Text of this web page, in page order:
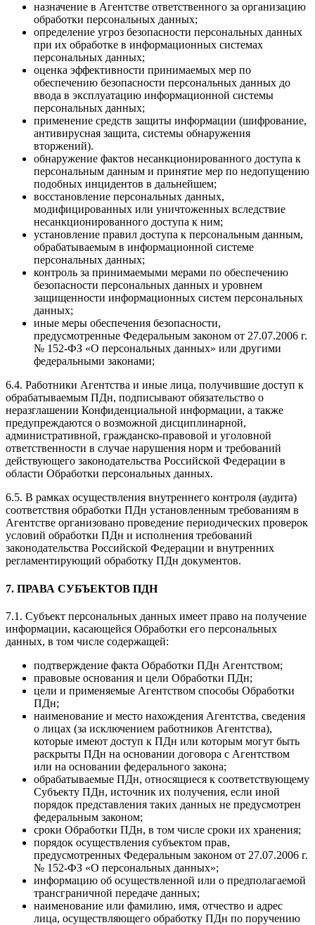
назначение в Агентстве ответственного за организацию
обработки персональных данных;
определение угроз безопасности персональных данных
при их обработке в информационных системах
персональных данных;
оценка эффективности принимаемых мер по
обеспечению безопасности персональных данных до
ввода в эксплуатацию информационной системы
персональных данных;
применение средств защиты информации (шифрование,
антивирусная защита, системы обнаружения
вторжений).
обнаружение фактов несанкционированного доступа к
персональным данным и принятие мер по недопущению
подобных инцидентов в дальнейшем;
восстановление персональных данных,
модифицированных или уничтоженных вследствие
несанкционированного доступа к ним;
установление правил доступа к персональным данным,
обрабатываемым в информационной системе
персональных данных;
контроль за принимаемыми мерами по обеспечению
безопасности персональных данных и уровнем
защищенности информационных систем персональных
данных;
иные меры обеспечения безопасности,
предусмотренные Федеральным законом от 27.07.2006 г.
№ 152-ФЗ «О персональных данных» или другими
федеральными законами;
6.4. Работники Агентства и иные лица, получившие доступ к
обрабатываемым ПДн, подписывают обязательство о
неразглашении Конфиденциальной информации, а также
предупреждаются о возможной дисциплинарной,
административной, гражданско-правовой и уголовной
ответственности в случае нарушения норм и требований
действующего законодательства Российской Федерации в
области Обработки персональных данных.
6.5. В рамках осуществления внутреннего контроля (аудита)
соответствия обработки ПДн установленным требованиям в
Агентстве организовано проведение периодических проверок
условий обработки ПДн и исполнения требований
законодательства Российской Федерации и внутренних
регламентирующий обработку ПДн документов.
7. ПРАВА СУБЪЕКТОВ ПДН
7.1. Субъект персональных данных имеет право на получение
информации, касающейся Обработки его персональных
данных, в том числе содержащей:
подтверждение факта Обработки ПДн Агентством;
правовые основания и цели Обработки ПДн;
цели и применяемые Агентством способы Обработки
ПДн;
наименование и место нахождения Агентства, сведения
о лицах (за исключением работников Агентства),
которые имеют доступ к ПДн или которым могут быть
раскрыты ПДн на основании договора с Агентством
или на основании федерального закона;
обрабатываемые ПДн, относящиеся к соответствующему
Субъекту ПДн, источник их получения, если иной
порядок представления таких данных не предусмотрен
федеральным законом;
сроки Обработки ПДн, в том числе сроки их хранения;
порядок осуществления субъектом прав,
предусмотренных Федеральным законом от 27.07.2006 г.
№ 152-ФЗ «О персональных данных»;
информацию об осуществленной или о предполагаемой
трансграничной передаче данных;
наименование или фамилию, имя, отчество и адрес
лица, осуществляющего обработку ПДн по поручению